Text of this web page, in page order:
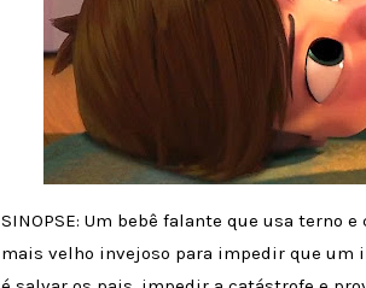
SINOPSE: Um bebê falante que usa terno
mais velho invejoso para impedir que um